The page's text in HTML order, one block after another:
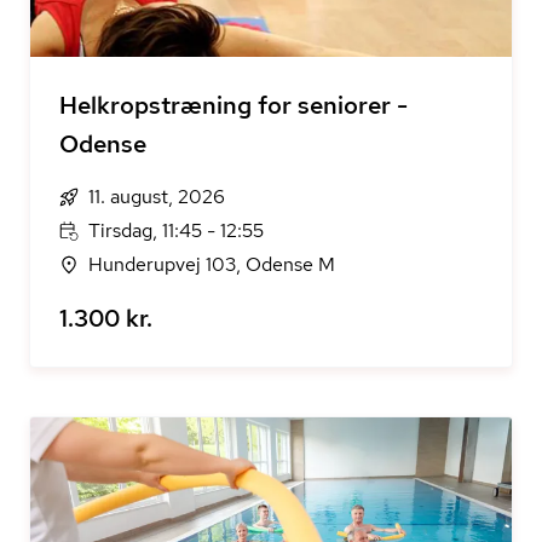
Helkropstræning for seniorer -
Odense
11. august, 2026
Tirsdag, 11:45 - 12:55
Hunderupvej 103, Odense M
1.300 kr.